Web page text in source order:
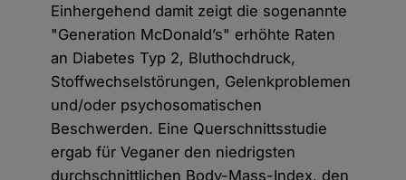
Einhergehend damit zeigt die sogenannte
"Generation McDonald’s" erhöhte Raten
an Diabetes Typ 2, Bluthochdruck,
Stoffwechselstörungen, Gelenkproblemen
und/oder psychosomatischen
Beschwerden. Eine Querschnittsstudie
ergab für Veganer den niedrigsten
durchschnittlichen Body-Mass-Index, den